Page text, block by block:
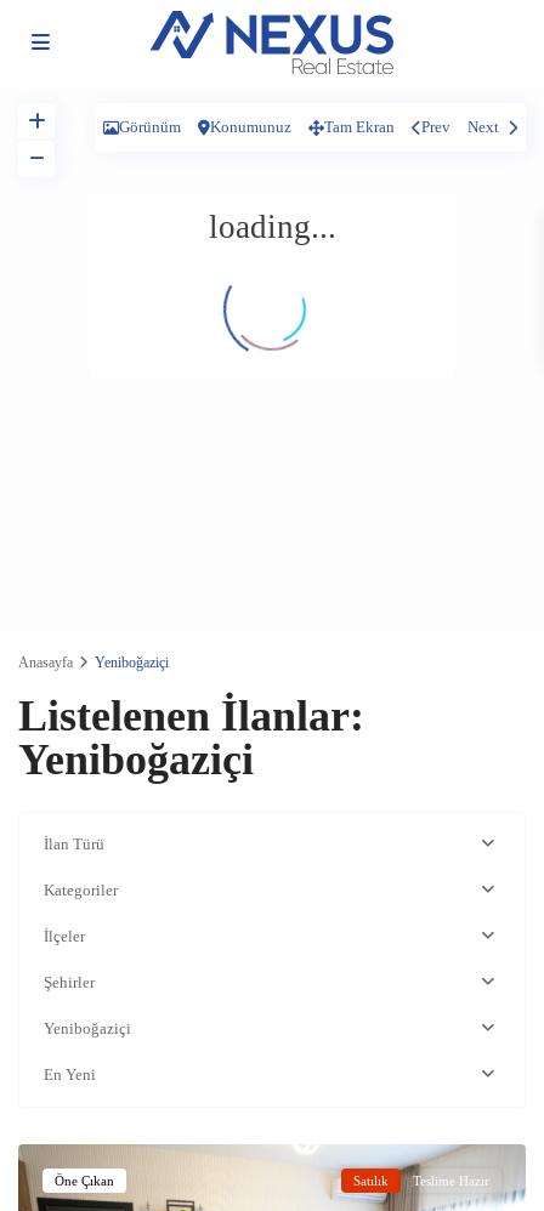
loading...
Görünüm Konumunuz Tam Ekran Prev Next
Anasayfa Yeniboğaziçi
Listelenen İlanlar:
Yeniboğaziçi
İlan Türü
Kategoriler
İlçeler
Şehirler
Yeniboğaziçi
En Yeni
Öne Çıkan Satılık Teslime Hazır